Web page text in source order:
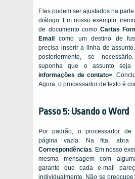
Eles podem ser ajustados na
diálogo. Em nosso exemplo,
de documento como Cartas
Email como um destino de
precisa inserir a linha de
posteriormente, se
suponha que o assunto seja
informações de contato>.
Agora, o processador de texto é
Passo 5: Usando o Word
Por padrão, o processador de
página vazia. Na fita, abra
Correspondências . Em nosso
mesma mensagem com
garante que cada e-mail
individualmente. Não se